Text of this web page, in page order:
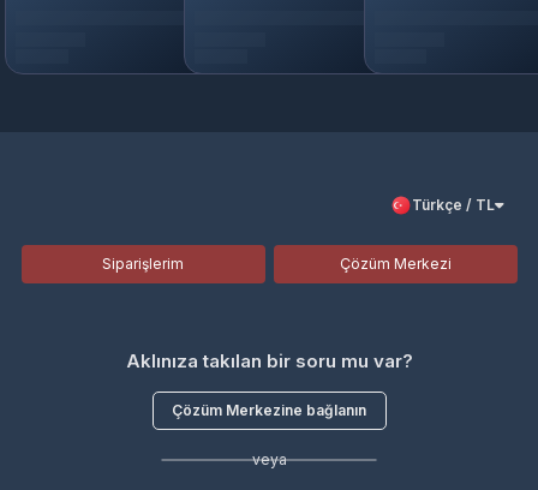
Türkçe / TL
Siparişlerim Çözüm Merkezi
Aklınıza takılan bir soru mu var?
Çözüm Merkezine bağlanın
veya